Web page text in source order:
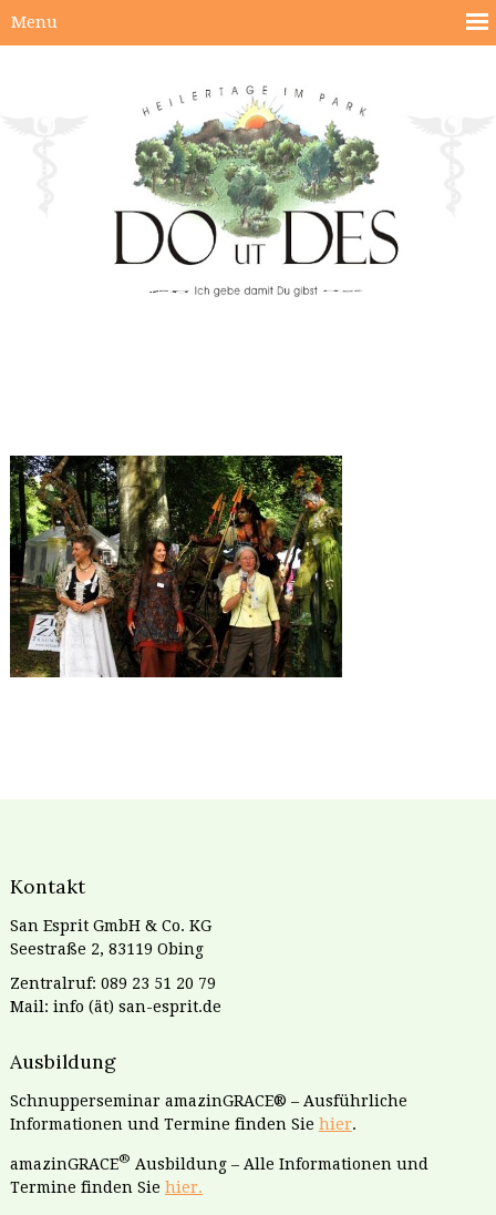
Kontakt
San Esprit GmbH & Co. KG
Seestraße 2, 83119 Obing
Zentralruf: 089 23 51 20 79
Mail: info (ät) san-esprit.de
Ausbildung
Schnupperseminar amazinGRACE® – Ausführliche
Informationen und Termine finden Sie hier.
amazinGRACE® Ausbildung – Alle Informationen und
Termine finden Sie hier.